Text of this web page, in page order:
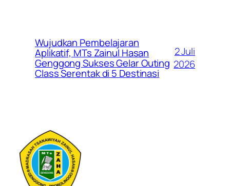
Wujudkan Pembelajaran
Aplikatif, MTs Zainul Hasan
Genggong Sukses Gelar Outing
Class Serentak di 5 Destinasi
2 Juli
2026